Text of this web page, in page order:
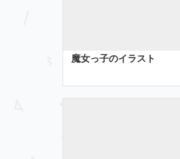
魔女っ子のイラスト